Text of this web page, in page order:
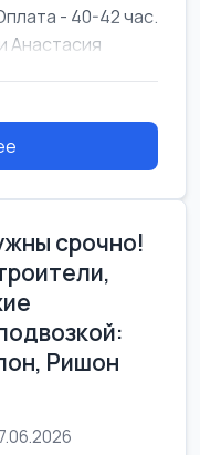
- 40-42 час.
Анастасия
срочно!
Ришон